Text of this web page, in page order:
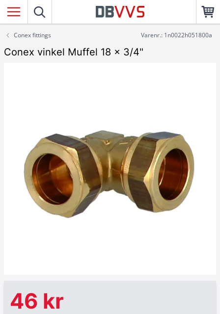
Conex fittings Varenr.: 1n0022h051800a
Conex vinkel Muffel 18 x 3/4"
46 kr